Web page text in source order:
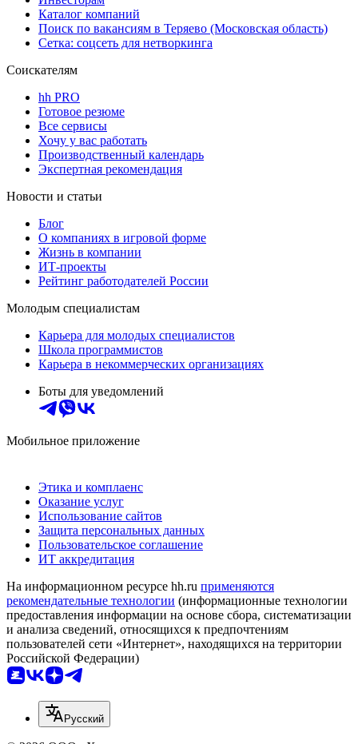
Каталог компаний
Поиск по вакансиям в Теряево (Московская область)
Сетка: соцсеть для нетворкинга
Соискателям
hh PRO
Готовое резюме
Все сервисы
Хочу у вас работать
Производственный календарь
Экспертная рекомендация
Новости и статьи
Блог
О компаниях в игровой форме
Жизнь в компании
ИТ-проекты
Рейтинг работодателей России
Молодым специалистам
Карьера для молодых специалистов
Школа программистов
Карьера в некоммерческих организациях
Боты для уведомлений
Мобильное приложение
Этика и комплаенс
Оказание услуг
Использование сайтов
Защита персональных данных
Пользовательское соглашение
ИТ аккредитация
На информационном ресурсе hh.ru применяются
рекомендательные технологии (информационные технологии
предоставления информации на основе сбора, систематизации
и анализа сведений, относящихся к предпочтениям
пользователей сети «Интернет», находящихся на территории
Российской Федерации)
Русский